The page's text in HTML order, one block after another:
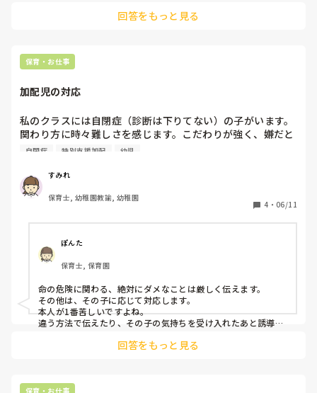
回答をもっと見る
保育・お仕事
加配児の対応
私のクラスには自閉症（診断は下りてない）の子がいます。
関わり方に時々難しさを感じます。こだわりが強く、嫌だと
思ったことは頑なにしなかったり時があります。でも保育者
本人の気持ちを優先したいという気持ちと自分自身の気持ち
がぶつかることがあり、疲れてしまいます、、
みなさんは加配児にどのように上手に対応をされています
自閉症 特別支援加配 幼児
すみれ
保育士, 幼稚園教諭, 幼稚園
4 ・ 06/11
ぽんた
保育士, 保育園
命の危険に関わる、絶対にダメなことは厳しく伝えます。
その他は、その子に応じて対応します。
本人が1番苦しいですよね。
違う方法で伝えたり、その子の気持ちを受け入れたあと誘導し
回答をもっと見る
保育・お仕事